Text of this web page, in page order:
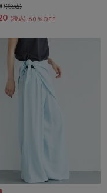
60％OFF